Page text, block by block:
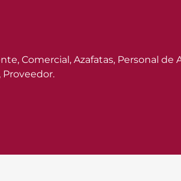
Comercial, Azafatas, Personal
Proveedor.